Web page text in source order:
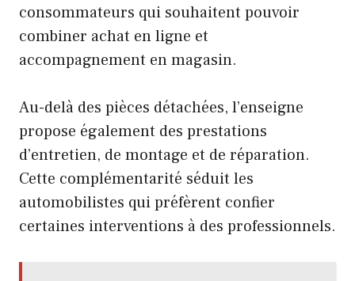
consommateurs qui souhaitent pouvoir
combiner achat en ligne et
accompagnement en magasin.
Au-delà des pièces détachées, l’enseigne
propose également des prestations
d’entretien, de montage et de réparation.
Cette complémentarité séduit les
automobilistes qui préfèrent confier
certaines interventions à des professionnels.